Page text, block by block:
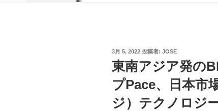
投
日:
3月 5, 2022 投稿者: JOSE
東南アジア発の
プPace、日本市
ジ）テクノロジ